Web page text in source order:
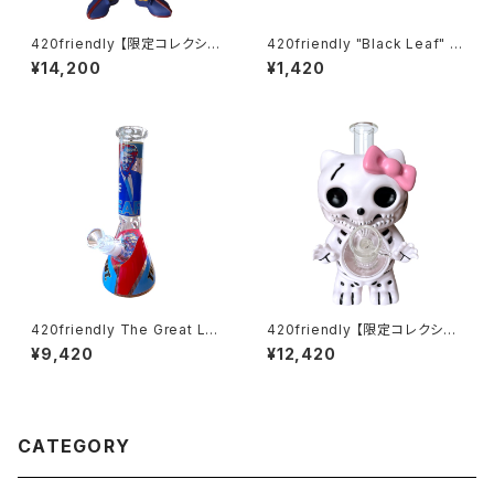
420friendly 【限定コレクショ
ン】Legendary Fighter Bon
g / レジェンダリーファイター ボ
¥14,200
420friendly "Black Leaf" G
lass Pipe / リーフ ガラスパイ
プ – 10cm カーブタイプ
¥1,420
420friendly The Great Lea
der Beaker Bong - ガラスボ
ング（26cm）
¥9,420
420friendly 【限定コレクショ
ン】Skull Cat Bong / スカルキ
ャットボング（約22cm）
¥12,420
CATEGORY